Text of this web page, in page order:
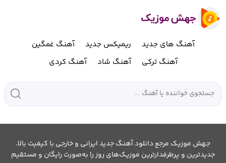
آهنگ های جدید ریمیکس جدید
آهنگ غمگین
آهنگ ترکی
آهنگ شاد آهنگ کردی
جهش موزیک مرجع دانلود آهنگ جدید ایرانی و خارجی با کیفیت بالا.
جدیدترین و پرطرفدارترین موزیک‌های روز را به‌صورت رایگان و مستقیم